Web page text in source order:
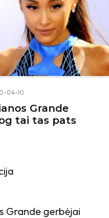
04-10
Grande
tai tas pats
Grande gerbėjai